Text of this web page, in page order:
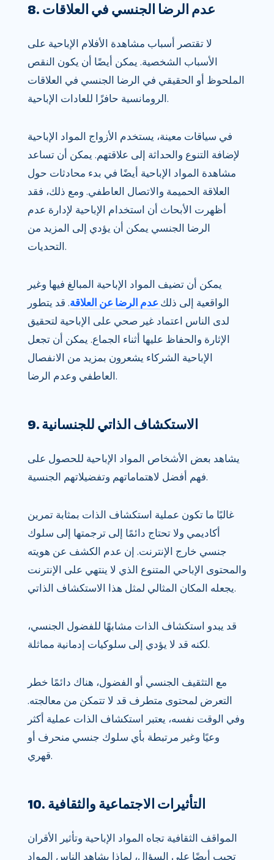
8. عدم الرضا الجنسي في العلاقات
لا تقتصر أسباب مشاهدة الأفلام الإباحية على
الأسباب الشخصية. يمكن أيضًا أن يكون النقص
الملحوظ أو الحقيقي في الرضا الجنسي في العلاقات
الرومانسية حافزًا للعادات الإباحية.
في سياقات معينة، يستخدم الأزواج المواد الإباحية
لإضافة التنوع والحداثة إلى علاقتهم. يمكن أن تساعد
مشاهدة المواد الإباحية أيضًا في بدء محادثات حول
العلاقة الحميمة والاتصال العاطفي. ومع ذلك، فقد
أظهرت الأبحاث أن استخدام الإباحية لإدارة عدم
الرضا الجنسي يمكن أن يؤدي إلى المزيد من
التحديات.
يمكن أن تضيف المواد الإباحية المبالغ فيها وغير
الواقعية إلى ذلك عدم الرضا عن العلاقة. قد يتطور
لدى الناس اعتماد غير صحي على الإباحية لتحقيق
الإثارة والحفاظ عليها أثناء الجماع. يمكن أن تجعل
الإباحية الشركاء يشعرون بمزيد من الانفصال
العاطفي وعدم الرضا.
9. الاستكشاف الذاتي للجنسانية
يشاهد بعض الأشخاص المواد الإباحية للحصول على
فهم أفضل لاهتماماتهم وتفضيلاتهم الجنسية.
غالبًا ما تكون عملية استكشاف الذات بمثابة تمرين
أكاديمي ولا تحتاج دائمًا إلى ترجمتها إلى سلوك
جنسي خارج الإنترنت. إن عدم الكشف عن هويته
والمحتوى الإباحي المتنوع الذي لا ينتهي على الإنترنت
يجعله المكان المثالي لمثل هذا الاستكشاف الذاتي.
قد يبدو استكشاف الذات مشابهًا للفضول الجنسي،
لكنه قد لا يؤدي إلى سلوكيات إدمانية مماثلة.
مع التثقيف الجنسي أو الفضول، هناك دائمًا خطر
التعرض لمحتوى متطرف قد لا تتمكن من معالجته.
وفي الوقت نفسه، يعتبر استكشاف الذات عملية أكثر
وعيًا وغير مرتبطة بأي سلوك جنسي منحرف أو
قهري.
10. التأثيرات الاجتماعية والثقافية
المواقف الثقافية تجاه المواد الإباحية وتأثير الأقران
تجيب أيضًا على السؤال، لماذا يشاهد الناس المواد